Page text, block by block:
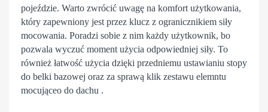
pojeździe. Warto zwrócić uwagę na komfort użytkowania,
który zapewniony jest przez klucz z ogranicznikiem siły
mocowania. Poradzi sobie z nim każdy użytkownik, bo
pozwala wyczuć moment użycia odpowiedniej siły. To
również łatwość użycia dzięki przedniemu ustawianiu stopy
do belki bazowej oraz za sprawą klik zestawu elemntu
mocująceo do dachu .